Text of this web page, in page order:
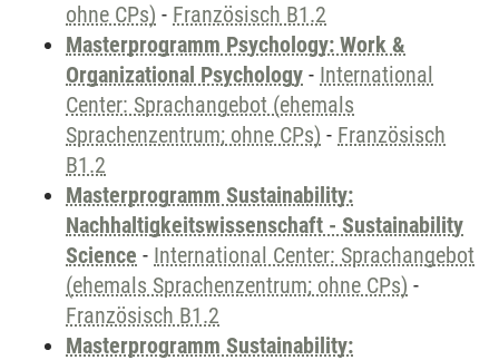
ohne CPs) - Französisch B1.2
Masterprogramm Psychology: Work &
Organizational Psychology - International
Center: Sprachangebot (ehemals
Sprachenzentrum; ohne CPs) - Französisch
B1.2
Masterprogramm Sustainability:
Nachhaltigkeitswissenschaft - Sustainability
Science - International Center: Sprachangebot
(ehemals Sprachenzentrum; ohne CPs) -
Französisch B1.2
Masterprogramm Sustainability: